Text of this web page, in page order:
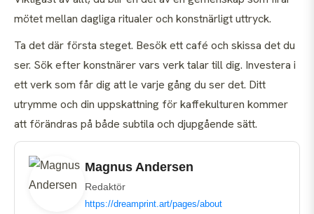
mötet mellan dagliga ritualer och konstnärligt uttryck.
Ta det där första steget. Besök ett café och skissa det du
ser. Sök efter konstnärer vars verk talar till dig. Investera i
ett verk som får dig att le varje gång du ser det. Ditt
utrymme och din uppskattning för kaffekulturen kommer
att förändras på både subtila och djupgående sätt.
Magnus Andersen
Redaktör
https://dreamprint.art/pages/about